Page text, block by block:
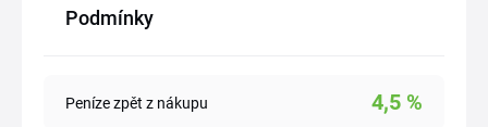
Podmínky
Peníze zpět z nákupu 4,5 %